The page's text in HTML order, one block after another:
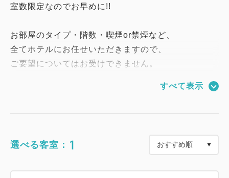
室数限定なのでお早めに!!
お部屋のタイプ・階数・喫煙or禁煙など、
全てホテルにお任せいただきますので、
ご要望についてはお受けできません。
※禁煙・喫煙のご指定があった際は通常料金を頂戴致
◆全室インターネット 有線LAN完備(wi-fiも完備)
すべて表示
選べる客室： 1